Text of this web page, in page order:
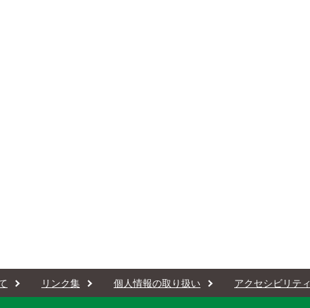
リンク集 個人情報の取り扱い アクセシビリティ